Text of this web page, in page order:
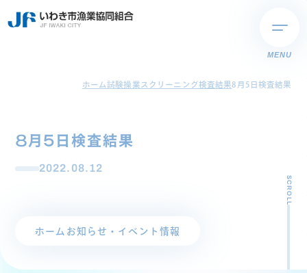
MENU
ホーム試験操業スクリーニング検査結果8月5日検査結果
8月5日検査結果
2022.08.12
ホーム お知らせ・イベント情報
SCROLL